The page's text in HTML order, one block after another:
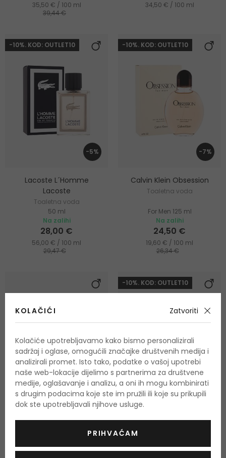
35,50 € / 100 ml
39,44 €
34,50 € / 100 ml
-10%. KOD: OUTLET10
-5%
Lacoste L´Homme
Lacoste
Toaletna voda
50 ml
Na zalihi
28,00 €
56,00 € / 100 ml
29,47 €
-10%. KOD: OUTLET10
-7%
Calvin Klein Obsession
Toaletna voda
For Men 125 ml
Na zalihi
24,50 €
19,60 € / 100 ml
26,34 €
Calvin Klein CK IN2U
100 ml
-10%. KOD: OUTLET10
-5%
Versace Blue Jeans Man
75 ml
KOLAČIĆI Zatvoriti
Kolačiće upotrebljavamo kako bismo personalizirali
sadržaj i oglase, omogućili značajke društvenih medija i
analizirali promet. Isto tako, podatke o vašoj upotrebi
naše web-lokacije dijelimo s partnerima za društvene
medije, oglašavanje i analizu, a oni ih mogu kombinirati
s drugim podacima koje ste im pružili ili koje su prikupili
dok ste upotrebljavali njihove usluge.
PRIHVAĆAM